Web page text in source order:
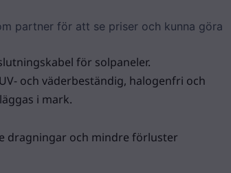
partner för att se priser och kunna göra
för solpaneler.
och väderbeständig, halogenfri och
i mark.
dragningar och mindre förluster